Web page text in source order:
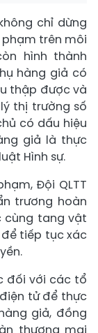
chỉ dừng
phạm trên môi
hình thành
hàng giả có
thập được và
thị trường số
có dấu hiệu
giả là thực
Hình sự.
Đội QLTT
trương hoàn
cùng tang vật
để tiếp tục xác
đối với các tổ
tử để thực
giả, đồng